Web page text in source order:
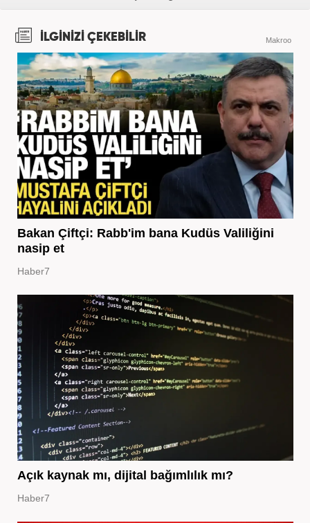
İLGİNİZİ ÇEKEBİLİR Makroo
Bakan Çiftçi: Rabb'im bana Kudüs Valiliğini
nasip et
Haber7
Açık kaynak mı, dijital bağımlılık mı?
Haber7